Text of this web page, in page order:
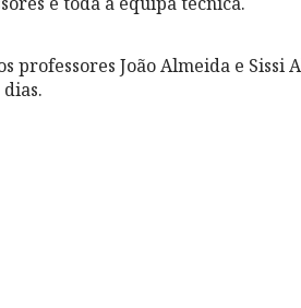
professores João Almeida e Sissi